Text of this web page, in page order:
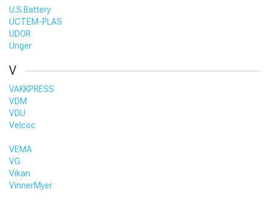
U.S.Battery
UCTEM-PLAS
UDOR
Unger
V
VAKKPRESS
VDM
VDU
Velcoc
VEMA
VG
Vikan
VinnerMyer